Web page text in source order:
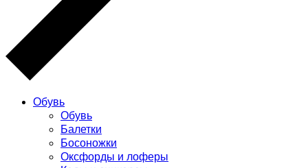
Обувь
Обувь
Балетки
Босоножки
Оксфорды и лоферы